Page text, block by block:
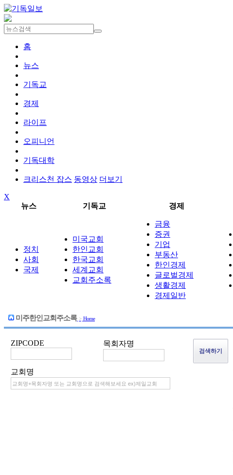
홈
뉴스
기독교
경제
라이프
오피니언
기독대학
크리스천 잡스 동영상 더보기
X
뉴스
기독교 경제
정치
사회
국제
미국교회
한인교회
한국교회
세계교회
교회주소록
금융
증권
기업
부동산
한인경제
글로벌경제
생활경제
경제일반
미주한인교회주소록 > Home
ZIPCODE 목회자명
교회명